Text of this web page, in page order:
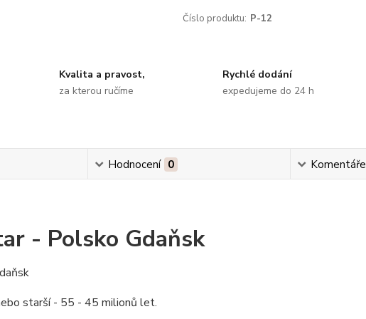
Číslo produktu: P-12
Kvalita a pravost,
za kterou ručíme
Rychlé dodání
expedujeme do 24 h
Hodnocení 0 Komentáře
- Polsko Gdaňsk
starší - 55 - 45 milionů let.